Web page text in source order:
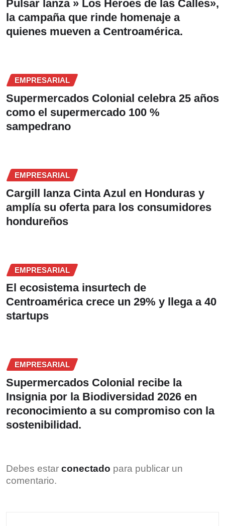
Pulsar lanza » Los Heroes de las Calles»,
la campaña que rinde homenaje a
quienes mueven a Centroamérica.
EMPRESARIAL
Supermercados Colonial celebra 25 años
como el supermercado 100 %
sampedrano
EMPRESARIAL
Cargill lanza Cinta Azul en Honduras y
amplía su oferta para los consumidores
hondureños
EMPRESARIAL
El ecosistema insurtech de
Centroamérica crece un 29% y llega a 40
startups
EMPRESARIAL
Supermercados Colonial recibe la
Insignia por la Biodiversidad 2026 en
reconocimiento a su compromiso con la
sostenibilidad.
Debes estar conectado para publicar un
comentario.